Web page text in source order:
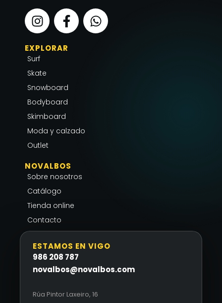
I
n
s
t
a
g
r
a
m
F
a
c
e
o
k
f
W
h
a
EXPLORAR
Surf
Skate
Snowboard
Bodyboard
Skimboard
Moda y calzado
Outlet
NOVALBOS
Sobre nosotros
Catálogo
Tienda online
Contacto
ESTAMOS EN VIGO
986 208 787
novalbos@novalbos.com
Rúa Pintor Laxeiro, 16